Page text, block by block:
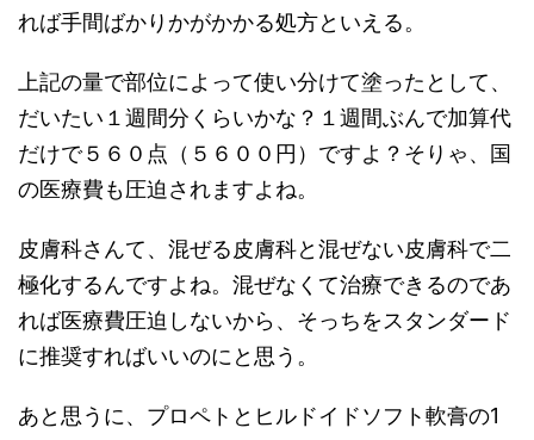
れば手間ばかりかがかかる処方といえる。
上記の量で部位によって使い分けて塗ったとして、
だいたい１週間分くらいかな？１週間ぶんで加算代
だけで５６０点（５６００円）ですよ？そりゃ、国
の医療費も圧迫されますよね。
皮膚科さんて、混ぜる皮膚科と混ぜない皮膚科で二
極化するんですよね。混ぜなくて治療できるのであ
れば医療費圧迫しないから、そっちをスタンダード
に推奨すればいいのにと思う。
あと思うに、プロペトとヒルドイドソフト軟膏の1